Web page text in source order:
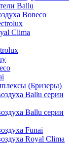
Ballu
Boneco
Clima
(Бризеры)
Ballu серии
Ballu серии
Funai
Royal Clima